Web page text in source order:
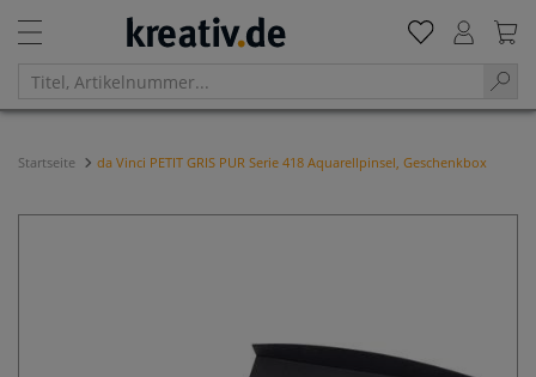
Startseite da Vinci PETIT GRIS PUR Serie 418 Aquarellpinsel, Geschenkbox